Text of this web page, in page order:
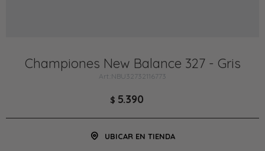
Championes New Balance 327 - Gris
NBU32732116773
$ 5.390
UBICAR EN TIENDA